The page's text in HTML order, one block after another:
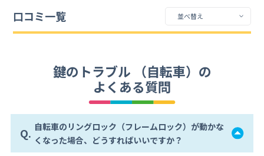
口コミ一覧
鍵のトラブル （自転車）の
よくある質問
Q. 自転車のリングロック（フレームロック）が動かな
くなった場合、どうすればいいですか？